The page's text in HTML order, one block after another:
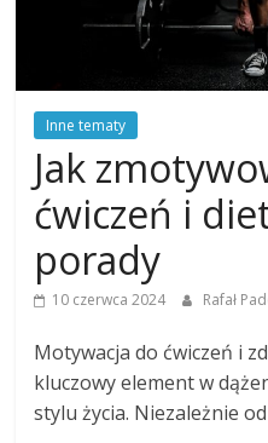
Inne tematy
Jak
ćwiczeń i
porady
10 czerwca 2024 Rafał
Motywacja do ćwiczeń i
kluczowy element w
stylu życia. Niezależnie